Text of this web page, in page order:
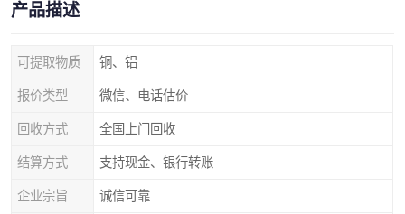
产品描述
可提取物质 铜、铝
报价类型 微信、电话估价
回收方式 全国上门回收
结算方式 支持现金、银行转账
企业宗旨 诚信可靠